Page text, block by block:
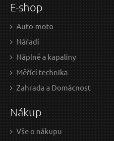
629.75 Kč bez DPH
Skladem
E-shop
Auto-moto
Nářadí
Náplně a kapaliny
Měřící technika
Zahrada a Domácnost
Nákup
Vše o nákupu